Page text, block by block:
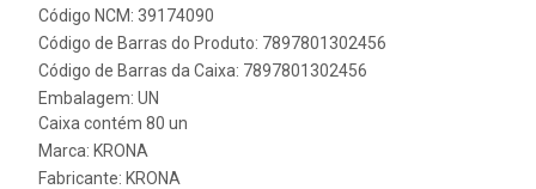
Código NCM: 39174090
Código de Barras do Produto: 7897801302456
Código de Barras da Caixa: 7897801302456
Embalagem: UN
Caixa contém 80 un
Marca: KRONA
Fabricante: KRONA